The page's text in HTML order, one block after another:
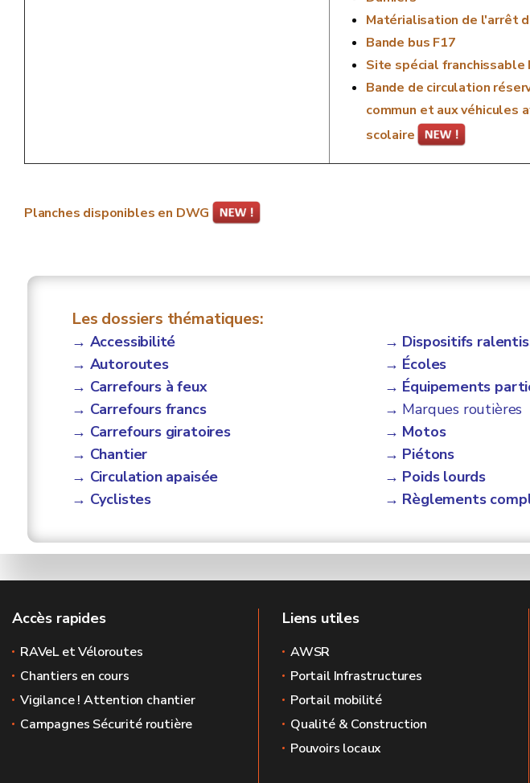
Matérialisation de l'arrêt
Bande bus F17
Site spécial franchissable
Bande de circulation
commun et aux véhicules
scolaire
Planches disponibles en DWG
Les dossiers thématiques:
→ Accessibilité
→ Autoroutes
→ Carrefours à feux
→ Carrefours francs
→ Carrefours giratoires
→ Chantier
→ Circulation apaisée
→ Cyclistes
→ Dispositifs
→ Écoles
→ Équipements
→ Marques routières
→ Motos
→ Piétons
→ Poids lourds
→ Règlements
Accès rapides
RAVeL et Véloroutes
Chantiers en cours
Vigilance ! Attention chantier
Campagnes Sécurité routière
Liens utiles
AWSR
Portail Infrastructures
Portail mobilité
Qualité & Construction
Pouvoirs locaux